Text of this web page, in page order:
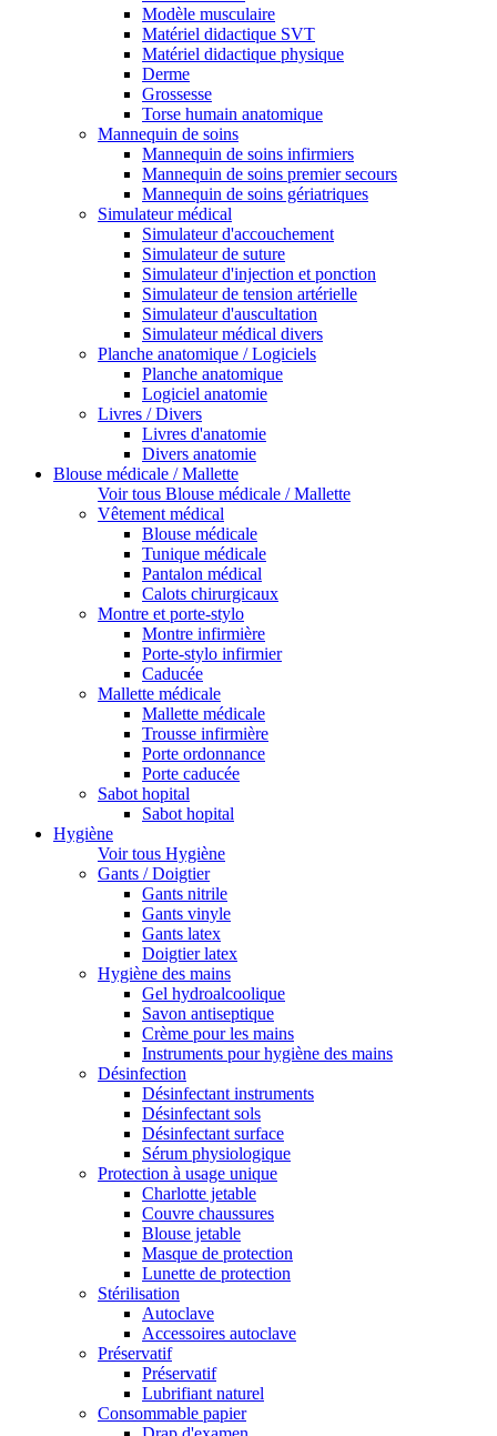
Modèle musculaire
Matériel didactique SVT
Matériel didactique physique
Derme
Grossesse
Torse humain anatomique
Mannequin de soins
Mannequin de soins infirmiers
Mannequin de soins premier secours
Mannequin de soins gériatriques
Simulateur médical
Simulateur d'accouchement
Simulateur de suture
Simulateur d'injection et ponction
Simulateur de tension artérielle
Simulateur d'auscultation
Simulateur médical divers
Planche anatomique / Logiciels
Planche anatomique
Logiciel anatomie
Livres / Divers
Livres d'anatomie
Divers anatomie
Blouse médicale / Mallette
Voir tous Blouse médicale / Mallette
Vêtement médical
Blouse médicale
Tunique médicale
Pantalon médical
Calots chirurgicaux
Montre et porte-stylo
Montre infirmière
Porte-stylo infirmier
Caducée
Mallette médicale
Mallette médicale
Trousse infirmière
Porte ordonnance
Porte caducée
Sabot hopital
Sabot hopital
Hygiène
Voir tous Hygiène
Gants / Doigtier
Gants nitrile
Gants vinyle
Gants latex
Doigtier latex
Hygiène des mains
Gel hydroalcoolique
Savon antiseptique
Crème pour les mains
Instruments pour hygiène des mains
Désinfection
Désinfectant instruments
Désinfectant sols
Désinfectant surface
Sérum physiologique
Protection à usage unique
Charlotte jetable
Couvre chaussures
Blouse jetable
Masque de protection
Lunette de protection
Stérilisation
Autoclave
Accessoires autoclave
Préservatif
Préservatif
Lubrifiant naturel
Consommable papier